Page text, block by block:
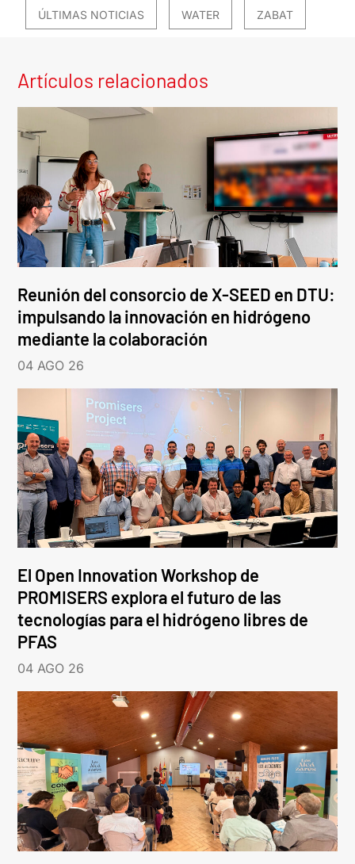
ÚLTIMAS NOTICIAS WATER ZABAT
Artículos relacionados
Reunión del consorcio de X-SEED en DTU:
impulsando la innovación en hidrógeno
mediante la colaboración
04 AGO 26
El Open Innovation Workshop de
PROMISERS explora el futuro de las
tecnologías para el hidrógeno libres de
PFAS
04 AGO 26